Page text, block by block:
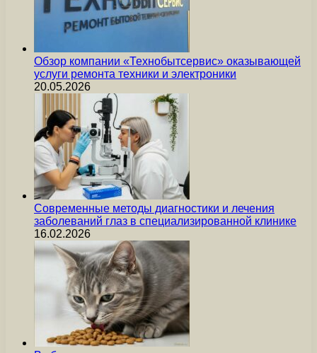
Обзор компании «Технобытсервис» оказывающей
услуги ремонта техники и электроники
20.05.2026
Современные методы диагностики и лечения
заболеваний глаз в специализированной клинике
16.02.2026